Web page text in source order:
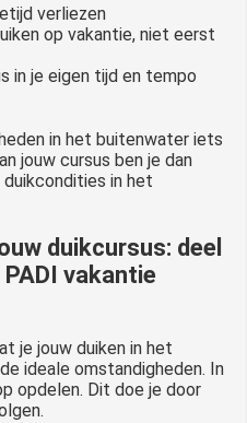
verliezen
op vakantie, niet eerst
in je eigen tijd en tempo
in het buitenwater iets
jouw cursus ben je dan
in het
duikcursus: deel
vakantie
je jouw duiken in het
ideale omstandigheden. In
opdelen. Dit doe je door